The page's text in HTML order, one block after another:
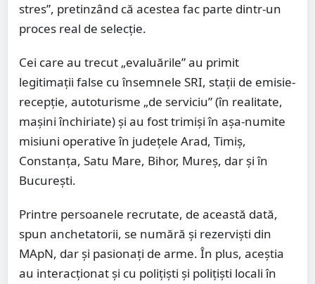
stres”, pretinzând că acestea fac parte dintr-un
proces real de selecție.
Cei care au trecut „evaluările” au primit
legitimații false cu însemnele SRI, stații de emisie-
recepție, autoturisme „de serviciu” (în realitate,
mașini închiriate) și au fost trimiși în așa-numite
misiuni operative în județele Arad, Timiș,
Constanța, Satu Mare, Bihor, Mureș, dar și în
București.
Printre persoanele recrutate, de această dată,
spun anchetatorii, se numără și rezerviști din
MApN, dar și pasionați de arme. În plus, aceștia
au interacționat și cu polițiști și polițiști locali în